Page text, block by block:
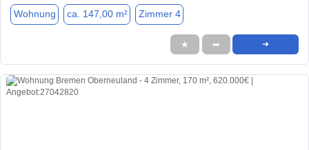
Wohnung ca. 147,00 m² Zimmer 4
★ ➦ ➜